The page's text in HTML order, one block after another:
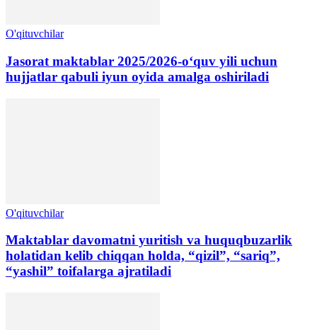
O'qituvchilar
Jasorat maktablar 2025/2026-o‘quv yili uchun
hujjatlar qabuli iyun oyida amalga oshiriladi
O'qituvchilar
Maktablar davomatni yuritish va huquqbuzarlik
holatidan kelib chiqqan holda, “qizil”, “sariq”,
“yashil” toifalarga ajratiladi